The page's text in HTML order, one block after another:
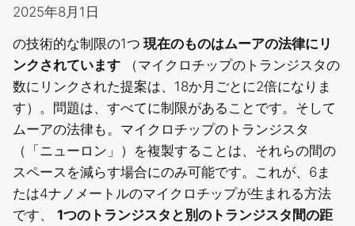
2025年8月1日
の技術的な制限の1つ 現在のものはムーアの法律にリ
ンクされています （マイクロチップのトランジスタの
数にリンクされた提案は、18か月ごとに2倍になりま
す）。問題は、すべてに制限があることです。そして
ムーアの法律も。マイクロチップのトランジスタ
（「ニューロン」）を複製することは、それらの間の
スペースを減らす場合にのみ可能です。これが、6ま
たは4ナノメートルのマイクロチップが生まれる方法
です、 1つのトランジスタと別のトランジスタ間の距